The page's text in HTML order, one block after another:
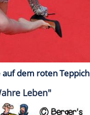
dem roten Teppich
Leben"